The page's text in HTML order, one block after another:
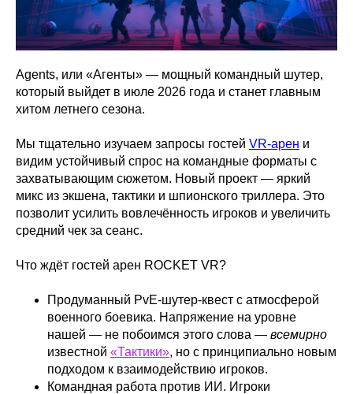
Agents, или «Агенты» — мощный командный шутер,
который выйдет в июле 2026 года и станет главным
хитом летнего сезона.
Мы тщательно изучаем запросы гостей VR‑арен и
видим устойчивый спрос на командные форматы с
захватывающим сюжетом. Новый проект — яркий
микс из экшена, тактики и шпионского триллера. Это
позволит усилить вовлечённость игроков и увеличить
средний чек за сеанс.
Что ждёт гостей арен ROCKET VR?
Продуманный PvE‑шутер‑квест с атмосферой
военного боевика. Напряжение на уровне
нашей — не побоимся этого слова — всемирно
известной «Тактики», но с принципиально новым
подходом к взаимодействию игроков.
Командная работа против ИИ. Игроки